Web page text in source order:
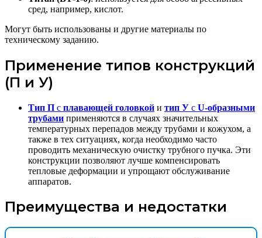
сред, например, кислот.
Могут быть использованы и другие материалы по
техническому заданию.
Применение типов конструкций
(П и У)
Тип П с плавающей головкой и тип У с U-образными
трубами применяются в случаях значительных
температурных перепадов между трубами и кожухом, а
также в тех ситуациях, когда необходимо часто
проводить механическую очистку трубного пучка. Эти
конструкции позволяют лучше компенсировать
тепловые деформации и упрощают обслуживание
аппаратов.
Преимущества и недостатки